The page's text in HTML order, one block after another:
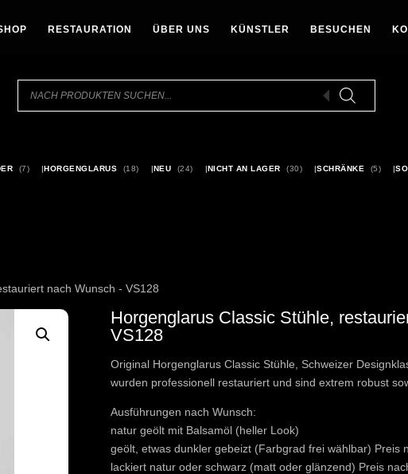
RESTAURATION ÜBER UNS KÜNSTLER BESUCHEN
Products
search
(7) HORGENGLARUS (18) NEU (24) NICHT AN LAGER (30) SCHRÄNKE (5)
nach Wunsch - VS128
Horgenglarus Classic Stühle,
VS128
Original Horgenglarus Classic Stühle, Schweizer
wurden professionell restauriert und sind extrem robust
Ausführungen nach Wunsch:
natur geölt mit Balsamöl (heller Look)
geölt, etwas dunkler gebeizt (Farbgrad frei wählbar) Preis
lackiert natur oder schwarz (matt oder glänzend) Preis